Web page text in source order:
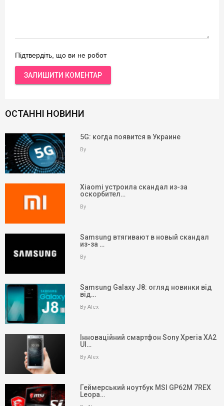
Підтвердіть, що ви не робот
ОСТАННІ НОВИНИ
5G: когда появится в Украине
By
Xiaomi устроила скандал из-за
оскорбител…
By
Samsung втягивают в новый скандал
из-за …
By
Samsung Galaxy J8: огляд новинки від
від…
By Alex
Інноваційний смартфон Sony Xperia XA2
Ul…
By Alex
Геймерський ноутбук MSI GP62M 7REX
Leopa…